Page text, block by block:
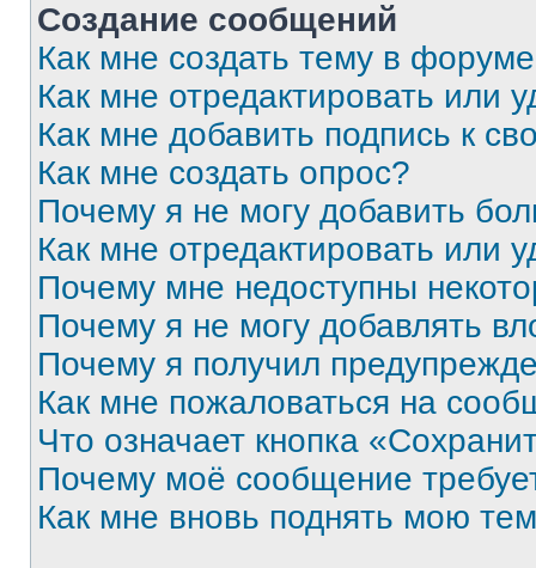
Создание сообщений
Как мне создать тему в
Как мне отредактировать или
Как мне добавить подпись к
Как мне создать опрос?
Почему я не могу добавить
Как мне отредактировать или
Почему мне недоступны
Почему я не могу добавлять
Почему я получил
Как мне пожаловаться на
Что означает кнопка
Почему моё сообщение
Как мне вновь поднять мою